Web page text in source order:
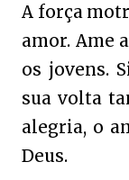
A força
amor. Ame
os jovens.
sua volta
alegria, o
Deus.